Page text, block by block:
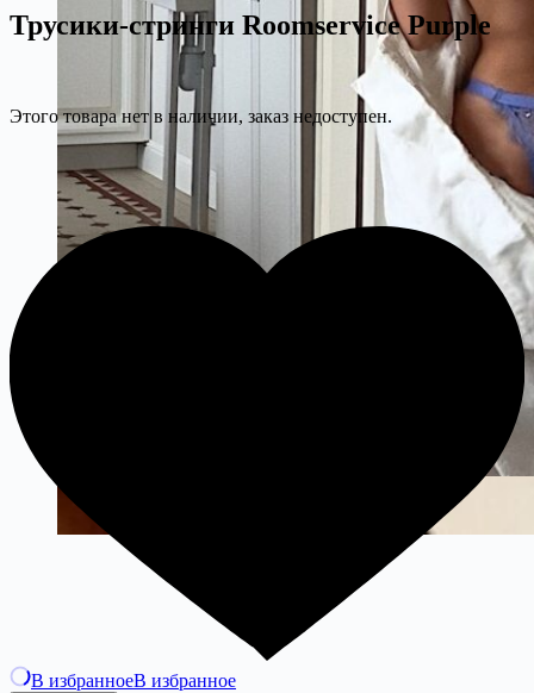
Трусики-стринги Roomservice Purple
Этого товара нет в наличии, заказ недоступен.
В избранноеВ избранное